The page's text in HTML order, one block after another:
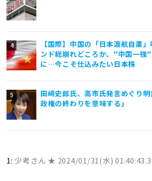
【国際】中国の「日本渡航自粛
ンド総崩れどころか、"中国一強
に…今こそ仕込みたい日本株
田﨑史郎氏、高市氏発言めぐり
政権の終わりを意味する」
1: 少考さん ★ 2024/01/31(水)